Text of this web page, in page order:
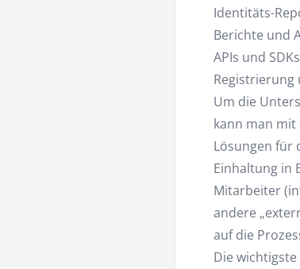
Identitäts-
Berichte und
APIs und
Registrierung
Um die
kann man mit
Lösungen für
Einhaltung in
Mitarbeiter
andere
auf die
Die